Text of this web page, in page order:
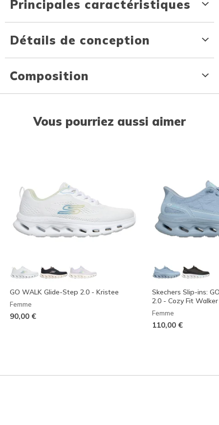
Principales caractéristiques
Détails de conception
Composition
Vous pourriez aussi aimer
GO WALK Glide-Step 2.0 - Kristee
Femme
90,00 €
Skechers Slip-ins:
2.0 - Cozy Fit Walker
Femme
110,00 €